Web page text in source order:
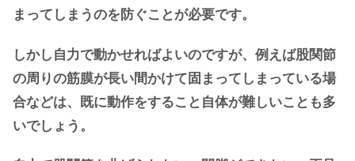
まってしまうのを防ぐことが必要です。
しかし自力で動かせればよいのですが、例えば股関節
の周りの筋膜が長い間かけて固まってしまっている場
合などは、既に動作をすること自体が難しいことも多
いでしょう。